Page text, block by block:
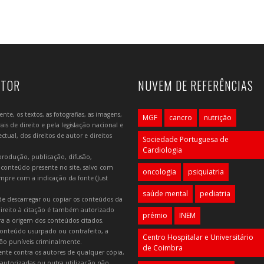
os textos, as fotografias, as imagens,
de direito e pela legislação nacional e
dos direitos de autor e direitos
publicação, difusão,
presente no site, salvo com
com a indicação da fonte (Just
ou copiar os conteúdos da
à citação é também autorizado
a origem dos conteúdos citados.
usurpado ou contrafeito, a
puníveis criminalmente.
contra os autores de qualquer cópia,
NUVEM DE REFERÊNCIAS
MGF cancro nutrição
Sociedade Portuguesa de
Cardiologia
oncologia psiquiatria
saúde mental pediatria
prémio INEM
Centro Hospitalar e Universitário
de Coimbra